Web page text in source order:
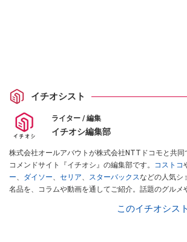
イチオシスト
ライター / 編集
イチオシ編集部
株式会社オールアバウトが株式会社NTTドコモと共同
コメンドサイト『イチオシ』の編集部です。 コストコ
ー、 ダイソー、 セリア、 スターバックスなどの人気シ
名品を、コラムや動画を通してご紹介。話題のグルメ
インフルエンサーが実際に使用してレビューしていま
このイチオシス